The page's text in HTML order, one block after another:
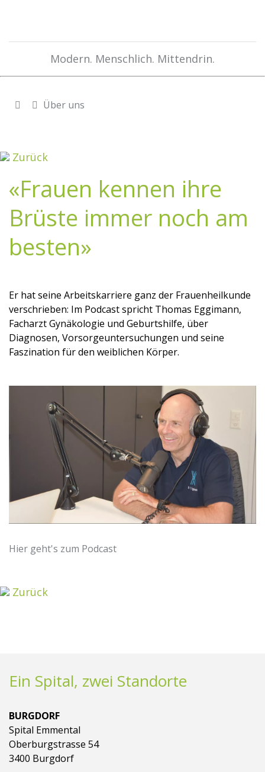
Modern. Menschlich. Mittendrin.
Über uns
Zurück
«Frauen kennen ihre
Brüste immer noch am
besten»
Er hat seine Arbeitskarriere ganz der Frauenheilkunde
verschrieben: Im Podcast spricht Thomas Eggimann,
Facharzt Gynäkologie und Geburtshilfe, über
Diagnosen, Vorsorgeuntersuchungen und seine
Faszination für den weiblichen Körper.
Hier geht's zum Podcast
Zurück
Ein Spital, zwei Standorte
BURGDORF
Spital Emmental
Oberburgstrasse 54
3400 Burgdorf